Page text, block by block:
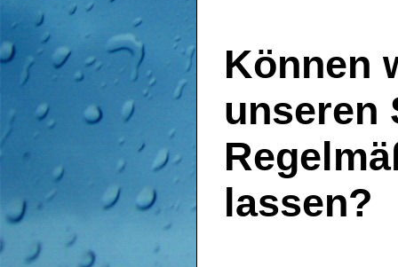
Können
unseren
lassen?